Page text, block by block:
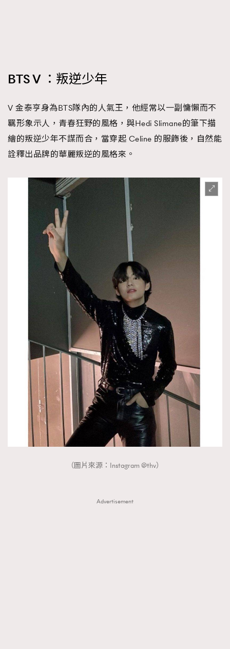
BTS V ：叛逆少年
V 金泰亨身為BTS隊內的人氣王，他經常以一副慵懶而不
羈形象示人，青春狂野的風格，與Hedi Slimane的筆下描
繪的叛逆少年不謀而合，當穿起 Celine 的服飾後，自然能
詮釋出品牌的華麗叛逆的風格來。
（圖片來源：Instagram @thv）
Advertisement